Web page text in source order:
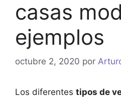
casas
ejemplos
octubre 2, 2020 por
Los diferentes tipos de